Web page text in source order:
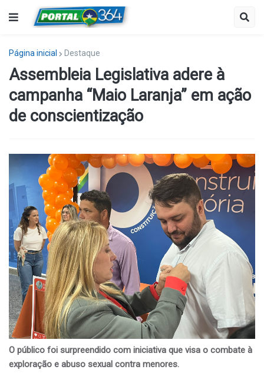
Página inicial Destaque
Assembleia Legislativa adere à
campanha “Maio Laranja” em ação
de conscientização
O público foi surpreendido com iniciativa que visa o combate à
exploração e abuso sexual contra menores.